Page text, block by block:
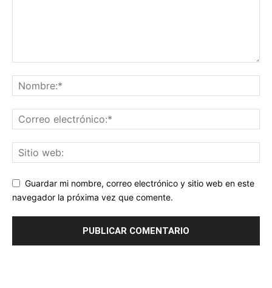
Guardar mi nombre, correo electrónico y sitio web en este
navegador la próxima vez que comente.